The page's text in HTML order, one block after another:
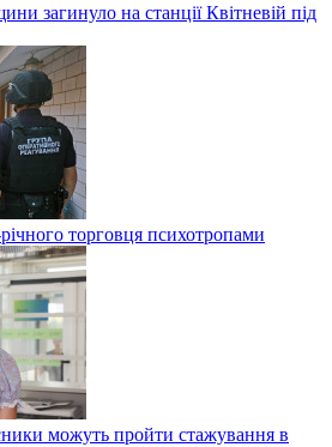
загинуло на станції Квітневій під
торговця психотропами
можуть пройти стажування в